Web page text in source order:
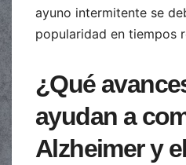
ayuno intermitente se
popularidad en tiempos
¿Qué
ayudan a
Alzheimer y el